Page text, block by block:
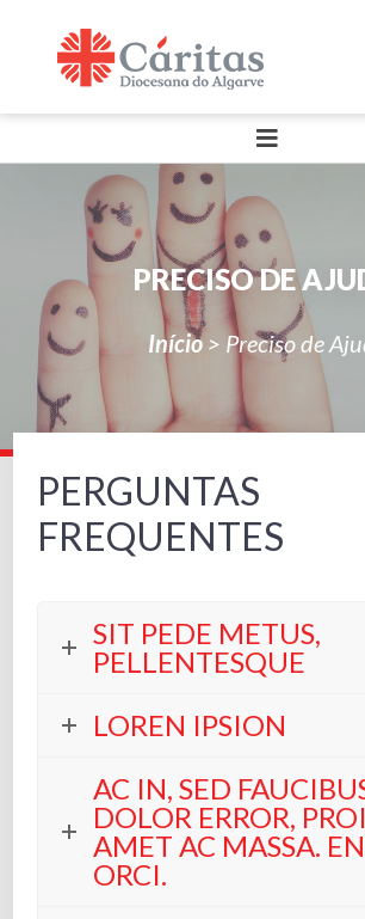
PRECISO DE
Início > Preciso de
PERGUNTAS
FREQUENTES
SIT PEDE METUS,
PELLENTESQUE
LOREN IPSION
AC IN, SED
DOLOR ERROR,
AMET AC MASSA.
ORCI.